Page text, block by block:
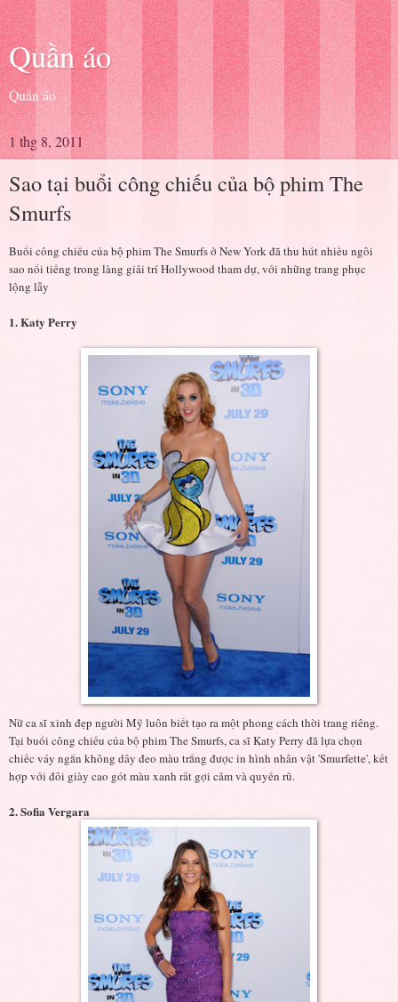
Quần áo
Quần áo
1 thg 8, 2011
Sao tại buổi công chiếu của bộ phim The
Smurfs
Buổi công chiếu của bộ phim The Smurfs ở New York đã thu hút nhiều ngôi
sao nổi tiếng trong làng giải trí Hollywood tham dự, với những trang phục
lộng lẫy
1. Katy Perry
Nữ ca sĩ xinh đẹp người Mỹ luôn biết tạo ra một phong cách thời trang riêng.
Tại buổi công chiếu của bộ phim The Smurfs, ca sĩ Katy Perry đã lựa chọn
chiếc váy ngắn không dây đeo màu trắng được in hình nhân vật 'Smurfette', kết
hợp với đôi giày cao gót màu xanh rất gợi cảm và quyến rũ.
2. Sofia Vergara